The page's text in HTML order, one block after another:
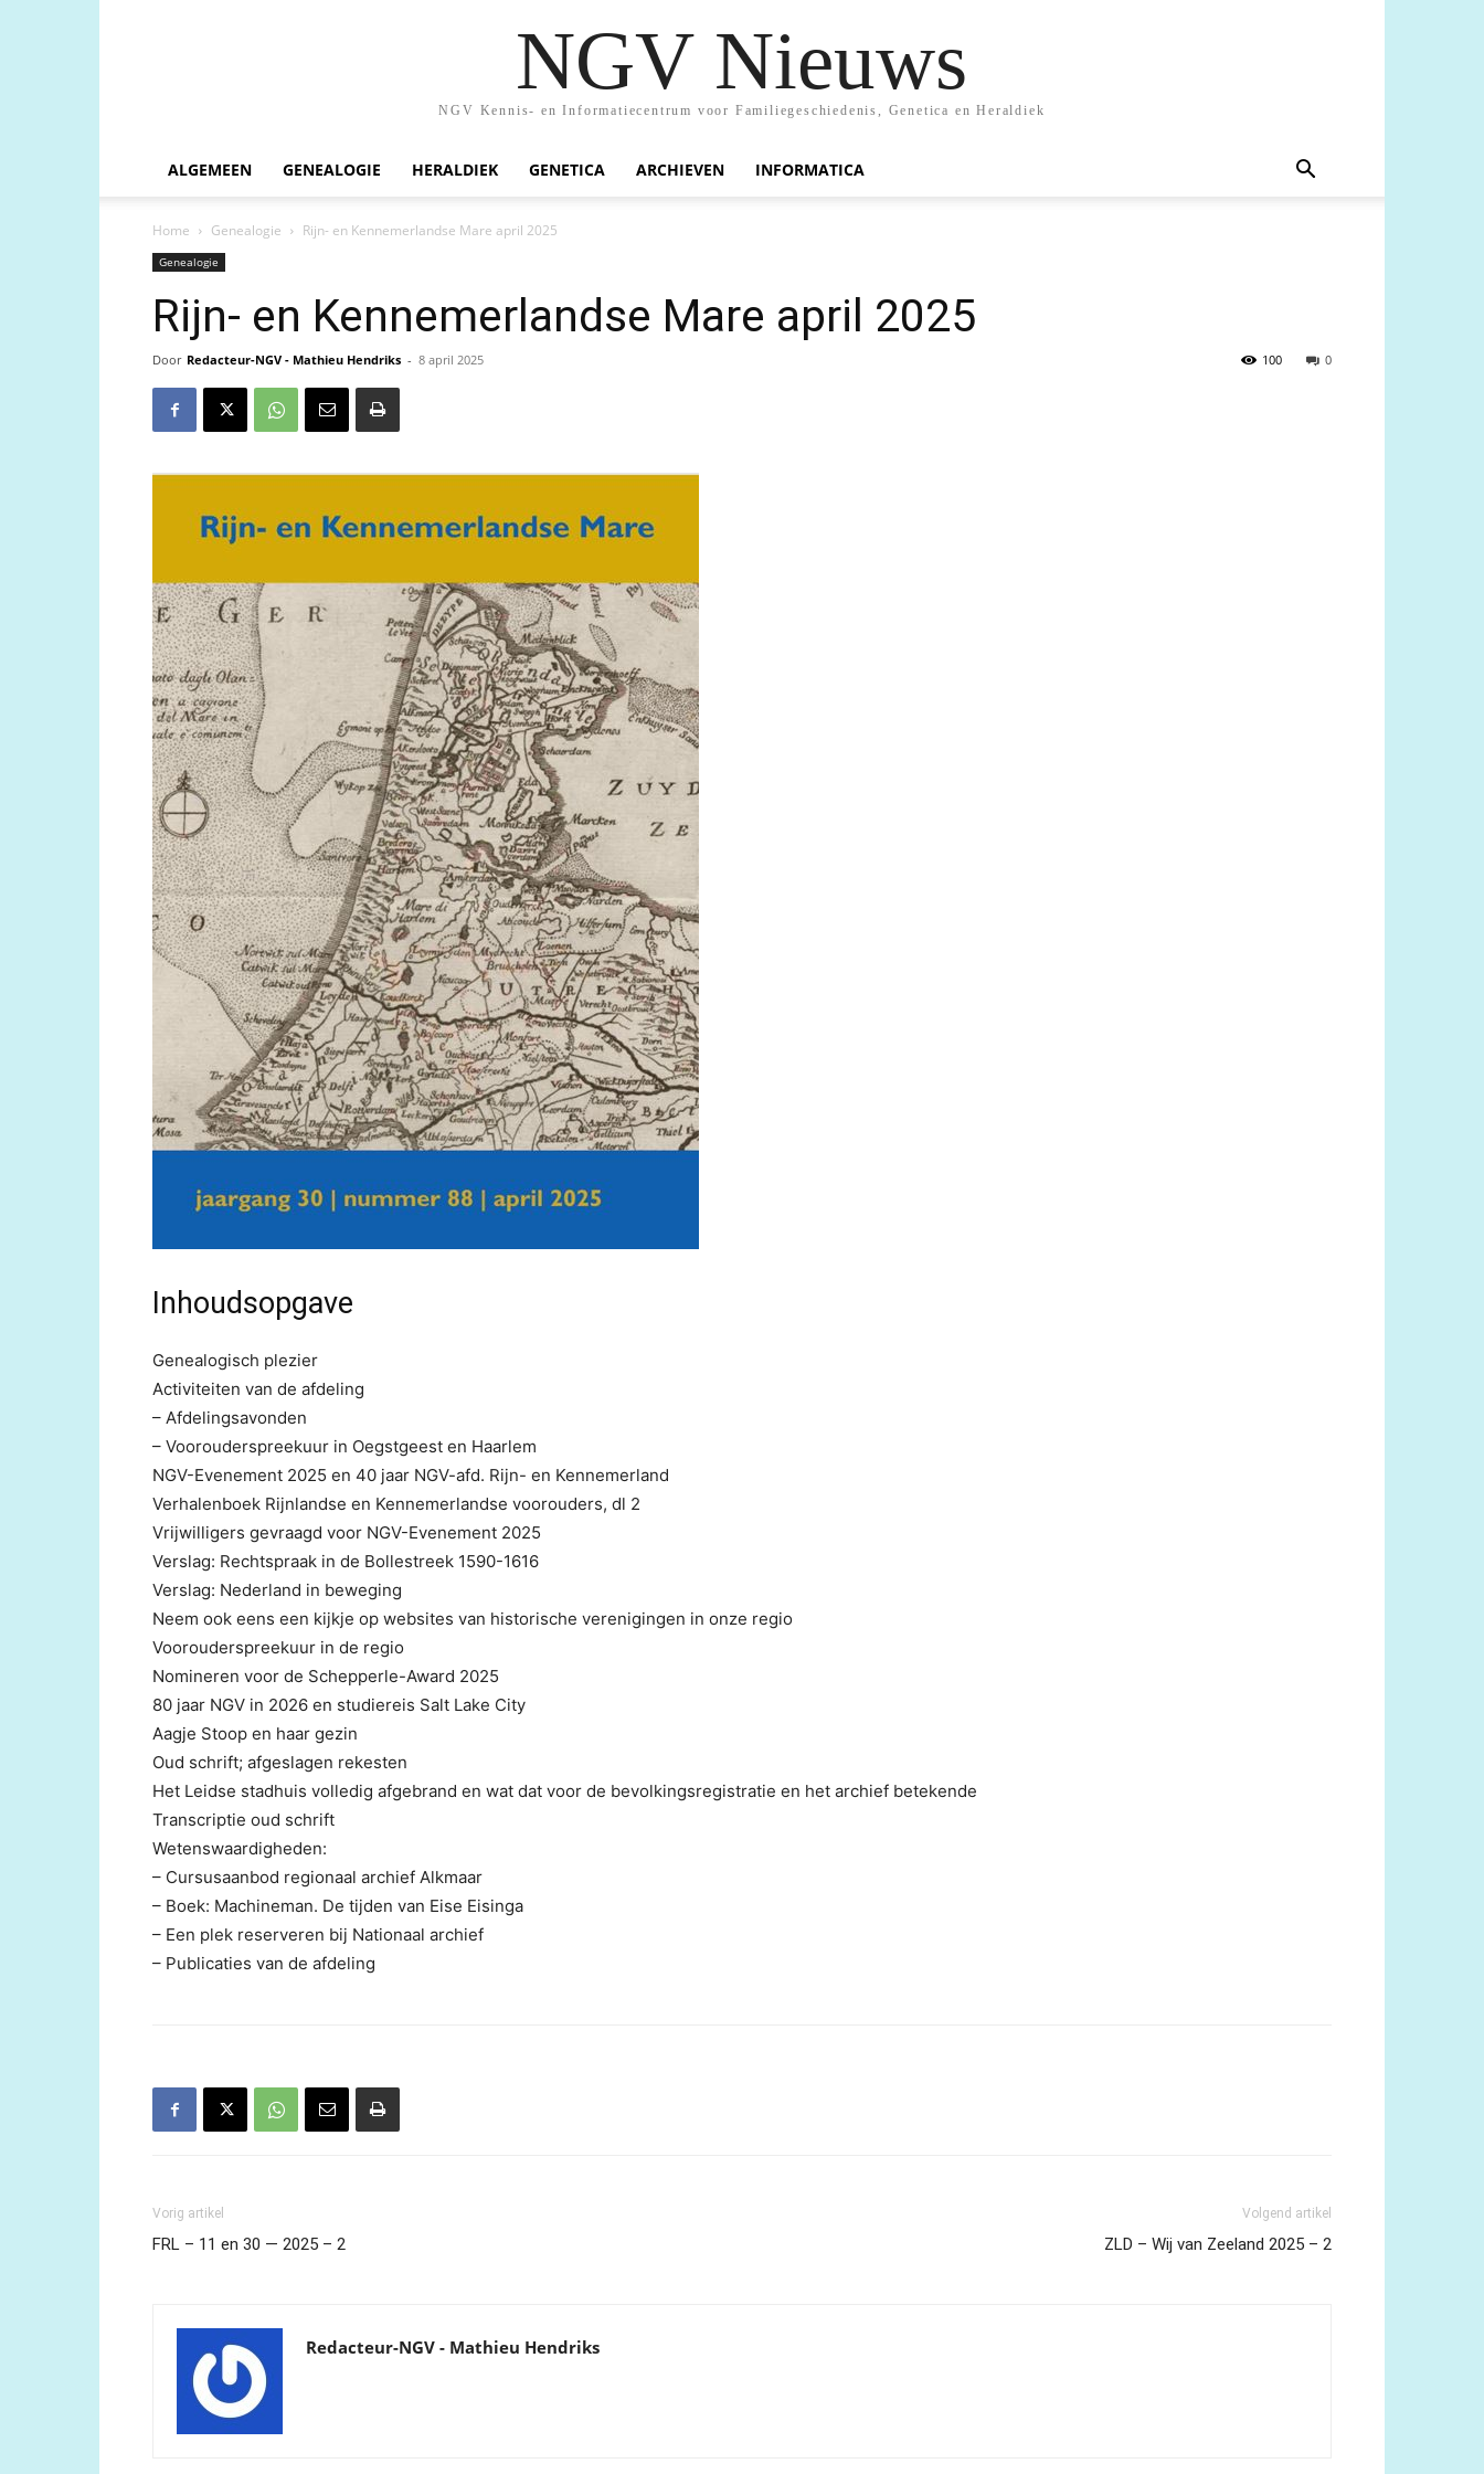
NGV Nieuws
NGV Kennis- en Informatiecentrum voor Familiegeschiedenis, Genetica en Heraldiek
ALGEMEEN GENEALOGIE HERALDIEK GENETICA ARCHIEVEN INFORMATICA
Home Genealogie Rijn- en Kennemerlandse Mare april 2025
Genealogie
Rijn- en Kennemerlandse Mare april 2025
Door Redacteur-NGV - Mathieu Hendriks - 8 april 2025 0
100
Inhoudsopgave
Genealogisch plezier
Activiteiten van de afdeling
– Afdelingsavonden
– Voorouderspreekuur in Oegstgeest en Haarlem
NGV-Evenement 2025 en 40 jaar NGV-afd. Rijn- en Kennemerland
Verhalenboek Rijnlandse en Kennemerlandse voorouders, dl 2
Vrijwilligers gevraagd voor NGV-Evenement 2025
Verslag: Rechtspraak in de Bollestreek 1590-1616
Verslag: Nederland in beweging
Neem ook eens een kijkje op websites van historische verenigingen in onze regio
Voorouderspreekuur in de regio
Nomineren voor de Schepperle-Award 2025
80 jaar NGV in 2026 en studiereis Salt Lake City
Aagje Stoop en haar gezin
Oud schrift; afgeslagen rekesten
Het Leidse stadhuis volledig afgebrand en wat dat voor de bevolkingsregistratie en het archief betekende
Transcriptie oud schrift
Wetenswaardigheden:
– Cursusaanbod regionaal archief Alkmaar
– Boek: Machineman. De tijden van Eise Eisinga
– Een plek reserveren bij Nationaal archief
– Publicaties van de afdeling
Vorig artikel
FRL – 11 en 30 — 2025 – 2
Volgend artikel
ZLD – Wij van Zeeland 2025 – 2
Redacteur-NGV - Mathieu Hendriks